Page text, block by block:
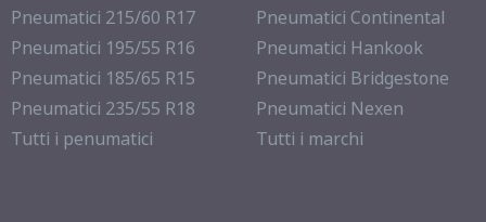
Pneumatici 215/60 R17
Pneumatici 195/55 R16
Pneumatici 185/65 R15
Pneumatici 235/55 R18
Tutti i penumatici
Pneumatici Continental
Pneumatici Hankook
Pneumatici Bridgestone
Pneumatici Nexen
Tutti i marchi